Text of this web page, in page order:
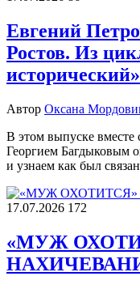
Евгений
Ростов. Из
исторический»
Автор Оксана
В этом выпуске
Георгием Багдыковым
и узнаем как был
17.07.2026 172
«МУЖ